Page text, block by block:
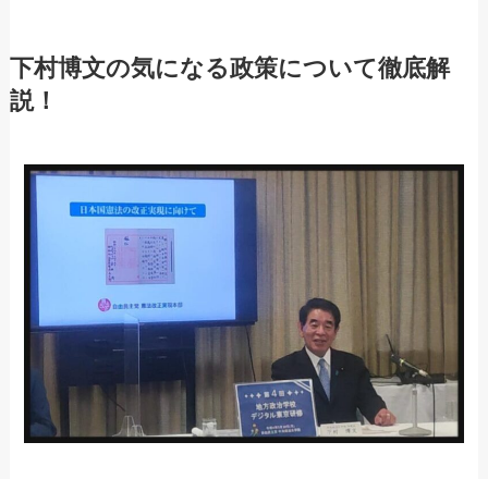
下村博文の気になる政策について徹底解
説！